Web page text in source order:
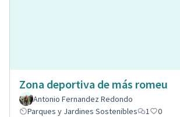
Zona deportiva de más romeu
Antonio Fernandez Redondo
Parques y Jardines Sostenibles
1 0